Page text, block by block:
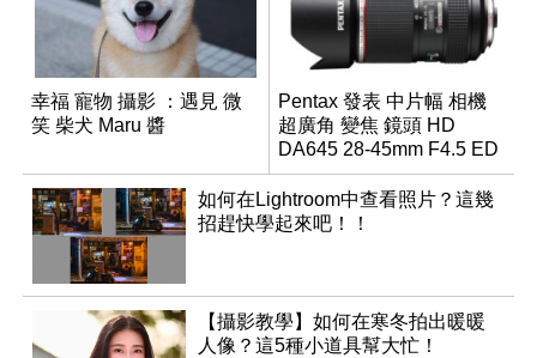
幸福 寵物 攝影 ：遇見 微
笑 柴犬 Maru 醬
Pentax 發表 中片幅 相機
超廣角 變焦 鏡頭 HD
DA645 28-45mm F4.5 ED
AW SR
如何在Lightroom中查看照片？這幾
招趕快學起來吧！！
【攝影教學】如何在寒冬拍出暖暖
人像？這5種小道具幫大忙！